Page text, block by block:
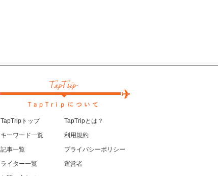
TapTripトップ
キーワード一覧
記事一覧
ライター一覧
TapTripとは？
利用規約
プライバシーポリシー
運営者